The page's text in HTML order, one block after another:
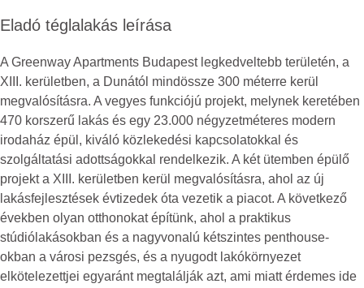
Eladó téglalakás leírása
A Greenway Apartments Budapest legkedveltebb területén, a
XIII. kerületben, a Dunától mindössze 300 méterre kerül
megvalósításra. A vegyes funkciójú projekt, melynek keretében
470 korszerű lakás és egy 23.000 négyzetméteres modern
irodaház épül, kiváló közlekedési kapcsolatokkal és
szolgáltatási adottságokkal rendelkezik. A két ütemben épülő
projekt a XIII. kerületben kerül megvalósításra, ahol az új
lakásfejlesztések évtizedek óta vezetik a piacot. A következő
években olyan otthonokat építünk, ahol a praktikus
stúdiólakásokban és a nagyvonalú kétszintes penthouse-
okban a városi pezsgés, és a nyugodt lakókörnyezet
elkötelezettjei egyaránt megtalálják azt, ami miatt érdemes ide